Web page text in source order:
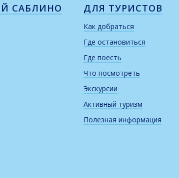
САБЛИНО ДЛЯ ТУРИСТОВ
Как добраться
Где остановиться
Где поесть
Что посмотреть
Экскурсии
Активный туризм
Полезная информация